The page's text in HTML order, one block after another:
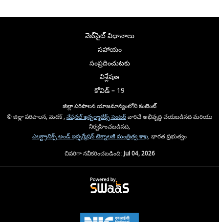
వెబ్‌సైట్ విధానాలు
సహాయం
సంప్రదించుటకు
విశ్లేషణ
కోవిడ్ – 19
జిల్లా పరిపాలన యాజమాన్యంలోని కంటెంట్
© జిల్లా పరిపాలన, మెదక్ , నేషనల్ ఇన్ఫర్మాటిక్స్ సెంటర్వారిచే అభివృద్ధి చేయబడినది మరియు
నిర్వహించబడినది,
ఎలక్ట్రానిక్స్ అండ్ ఇన్ఫర్మేషన్ టెక్నాలజీ మంత్రిత్వ శాఖ, భారత ప్రభుత్వం
చివరిగా నవీకరించబడింది:Jul 04, 2026